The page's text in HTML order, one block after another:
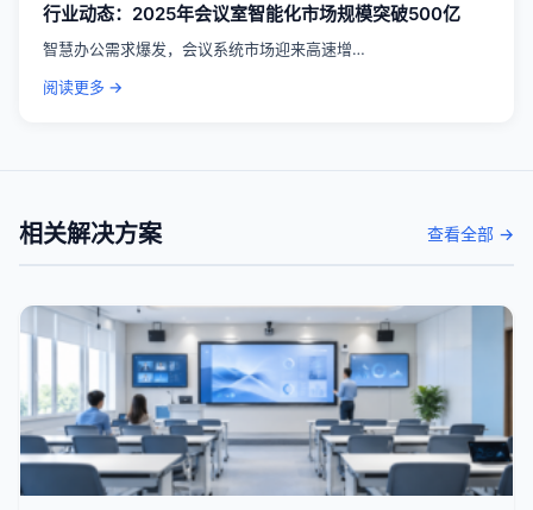
行业动态：2025年会议室智能化市场规模突破500亿
智慧办公需求爆发，会议系统市场迎来高速增…
阅读更多 →
相关解决方案 查看全部 →